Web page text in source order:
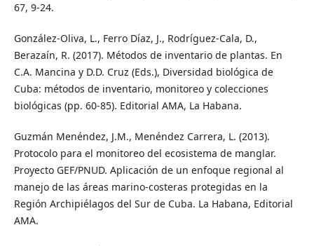
67, 9-24.
González-Oliva, L., Ferro Díaz, J., Rodríguez-Cala, D.,
Berazaín, R. (2017). Métodos de inventario de plantas. En
C.A. Mancina y D.D. Cruz (Eds.), Diversidad biológica de
Cuba: métodos de inventario, monitoreo y colecciones
biológicas (pp. 60-85). Editorial AMA, La Habana.
Guzmán Menéndez, J.M., Menéndez Carrera, L. (2013).
Protocolo para el monitoreo del ecosistema de manglar.
Proyecto GEF/PNUD. Aplicación de un enfoque regional al
manejo de las áreas marino-costeras protegidas en la
Región Archipiélagos del Sur de Cuba. La Habana, Editorial
AMA.